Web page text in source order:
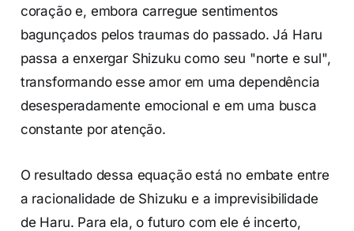
coração e, embora carregue sentimentos
bagunçados pelos traumas do passado. Já Haru
passa a enxergar Shizuku como seu "norte e sul",
transformando esse amor em uma dependência
desesperadamente emocional e em uma busca
constante por atenção.
O resultado dessa equação está no embate entre
a racionalidade de Shizuku e a imprevisibilidade
de Haru. Para ela, o futuro com ele é incerto,